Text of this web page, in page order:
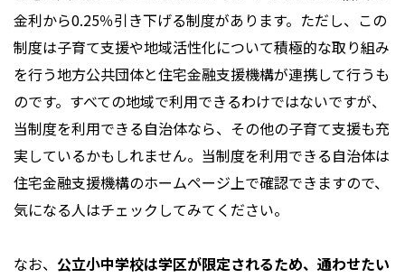
金利から0.25％引き下げる制度があります。ただし、この
制度は子育て支援や地域活性化について積極的な取り組み
を行う地方公共団体と住宅金融支援機構が連携して行うも
のです。すべての地域で利用できるわけではないですが、
当制度を利用できる自治体なら、その他の子育て支援も充
実しているかもしれません。当制度を利用できる自治体は
住宅金融支援機構のホームページ上で確認できますので、
気になる人はチェックしてみてください。
なお、 公立小中学校は学区が限定されるため、通わせたい